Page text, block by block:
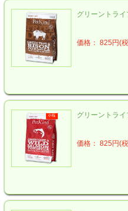
グリーントラ
価格： 825円(
グリーントラ
価格： 825円(